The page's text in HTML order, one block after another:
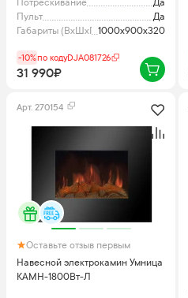
Потрескивание
Да
Пульт
Да
Габариты (ВхШхГ), мм1000x900x320
-10%по кодуDJA081726
31 990₽
Арт. 270154
Оставьте отзыв первым
Навесной электрокамин Умница
КАМН-1800Вт-Л